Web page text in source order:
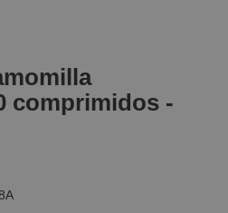
comprimidos -